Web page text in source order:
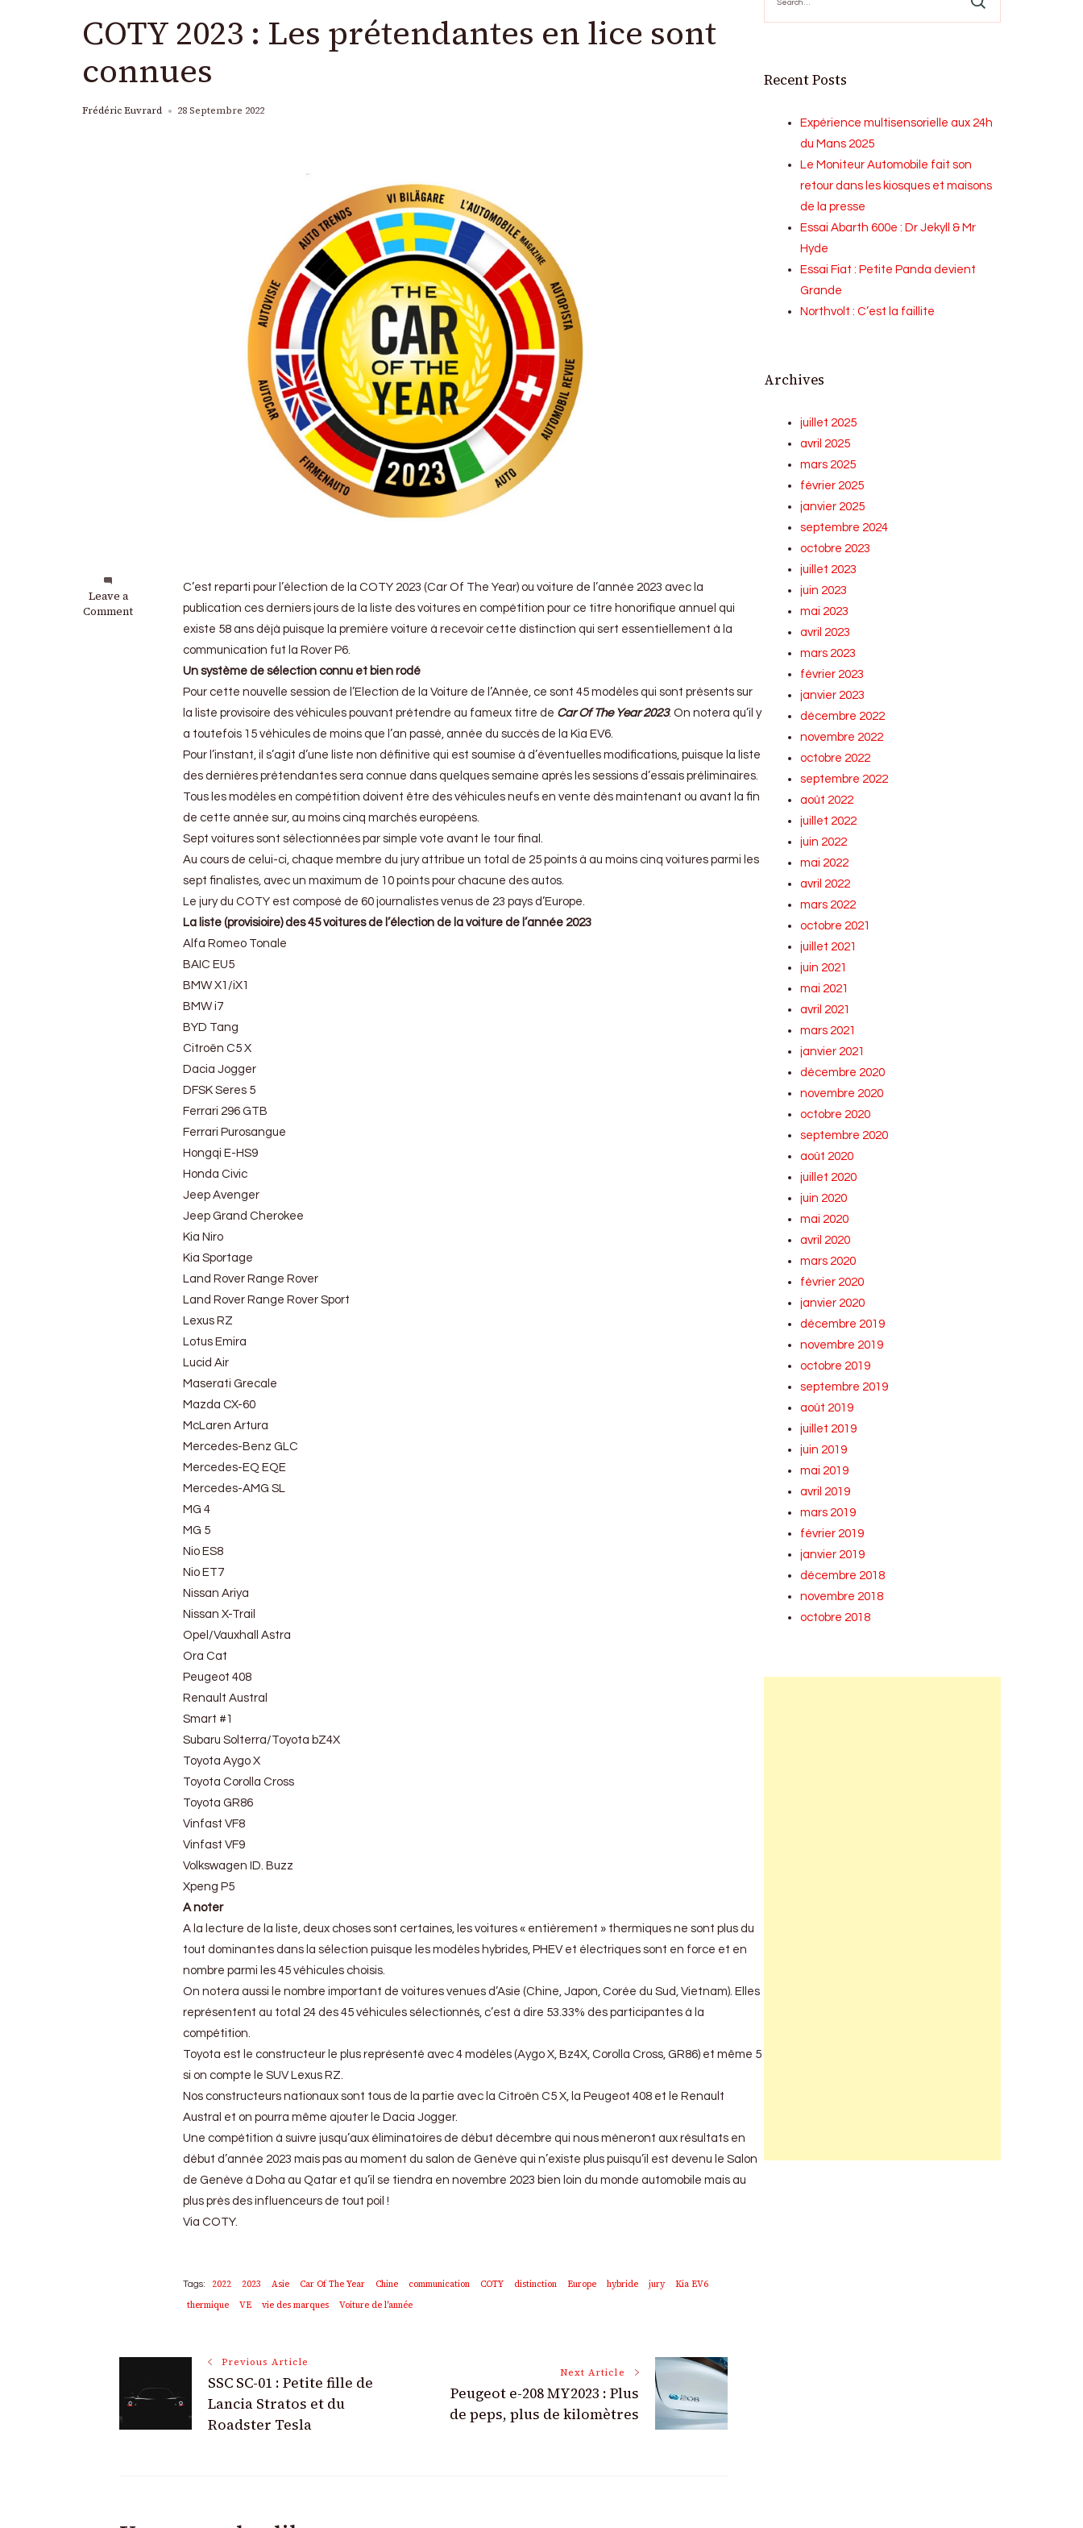
COTY 2023 : Les prétendantes en lice sont
connues
Frédéric Euvrard 28 Septembre 2022
Leave a
Comment
on
COTY
C’est reparti pour l’élection de la COTY 2023 (Car Of The Year) ou voiture de l’année 2023 avec la
publication ces derniers jours de la liste des voitures en compétition pour ce titre honorifique annuel qui
existe 58 ans déjà puisque la première voiture à recevoir cette distinction qui sert essentiellement à la
communication fut la Rover P6.
Un système de sélection connu et bien rodé
Pour cette nouvelle session de l’Election de la Voiture de l’Année, ce sont 45 modèles qui sont présents sur
la liste provisoire des véhicules pouvant prétendre au fameux titre de Car Of The Year 2023. On notera qu’il y
a toutefois 15 véhicules de moins que l’an passé, année du succès de la Kia EV6.
Pour l’instant, il s’agit d’une liste non définitive qui est soumise à d’éventuelles modifications, puisque la liste
des dernières prétendantes sera connue dans quelques semaine après les sessions d’essais préliminaires.
Tous les modèles en compétition doivent être des véhicules neufs en vente dès maintenant ou avant la fin
de cette année sur, au moins cinq marchés européens.
Sept voitures sont sélectionnées par simple vote avant le tour final.
Au cours de celui-ci, chaque membre du jury attribue un total de 25 points à au moins cinq voitures parmi les
sept finalistes, avec un maximum de 10 points pour chacune des autos.
Le jury du COTY est composé de 60 journalistes venus de 23 pays d’Europe.
La liste (provisioire) des 45 voitures de l’élection de la voiture de l’année 2023
Alfa Romeo Tonale
BAIC EU5
BMW X1/iX1
BMW i7
BYD Tang
Citroën C5 X
Dacia Jogger
DFSK Seres 5
Ferrari 296 GTB
Ferrari Purosangue
Hongqi E-HS9
Honda Civic
Jeep Avenger
Jeep Grand Cherokee
Kia Niro
Kia Sportage
Land Rover Range Rover
Land Rover Range Rover Sport
Lexus RZ
Lotus Emira
Lucid Air
Maserati Grecale
Mazda CX-60
McLaren Artura
Mercedes-Benz GLC
Mercedes-EQ EQE
Mercedes-AMG SL
MG 4
MG 5
Nio ES8
Nio ET7
Nissan Ariya
Nissan X-Trail
Opel/Vauxhall Astra
Ora Cat
Peugeot 408
Renault Austral
Smart #1
Subaru Solterra/Toyota bZ4X
Toyota Aygo X
Toyota Corolla Cross
Toyota GR86
Vinfast VF8
Vinfast VF9
Volkswagen ID. Buzz
Xpeng P5
A noter
A la lecture de la liste, deux choses sont certaines, les voitures « entièrement » thermiques ne sont plus du
tout dominantes dans la sélection puisque les modèles hybrides, PHEV et électriques sont en force et en
nombre parmi les 45 véhicules choisis.
On notera aussi le nombre important de voitures venues d’Asie (Chine, Japon, Corée du Sud, Vietnam). Elles
représentent au total 24 des 45 véhicules sélectionnés, c’est à dire 53.33% des participantes à la
compétition.
Toyota est le constructeur le plus représenté avec 4 modèles (Aygo X, Bz4X, Corolla Cross, GR86) et même 5
si on compte le SUV Lexus RZ.
Nos constructeurs nationaux sont tous de la partie avec la Citroën C5 X, la Peugeot 408 et le Renault
Austral et on pourra même ajouter le Dacia Jogger.
Une compétition à suivre jusqu’aux éliminatoires de début décembre qui nous mèneront aux résultats en
début d’année 2023 mais pas au moment du salon de Genève qui n’existe plus puisqu’il est devenu le Salon
de Genève à Doha au Qatar et qu’il se tiendra en novembre 2023 bien loin du monde automobile mais au
plus près des influenceurs de tout poil !
Via COTY.
Tags: 2022 2023 Asie Car Of The Year Chine communication COTY distinction Europe hybride jury
Kia EV6
thermique
VE vie des marques Voiture de l'année
Navigation
Previous Article
SSC SC-01 : Petite fille de
Lancia Stratos et du
Roadster Tesla
Next Article
Peugeot e-208 MY2023 : Plus
de peps, plus de kilomètres
Recent Posts
Expérience multisensorielle aux 24h
du Mans 2025
Le Moniteur Automobile fait son
retour dans les kiosques et maisons
de la presse
Essai Abarth 600e : Dr Jekyll & Mr
Hyde
Essai Fiat : Petite Panda devient
Grande
Northvolt : C’est la faillite
Archives
juillet 2025
avril 2025
mars 2025
février 2025
janvier 2025
septembre 2024
octobre 2023
juillet 2023
juin 2023
mai 2023
avril 2023
mars 2023
février 2023
janvier 2023
décembre 2022
novembre 2022
octobre 2022
septembre 2022
août 2022
juillet 2022
juin 2022
mai 2022
avril 2022
mars 2022
octobre 2021
juillet 2021
juin 2021
mai 2021
avril 2021
mars 2021
janvier 2021
décembre 2020
novembre 2020
octobre 2020
septembre 2020
août 2020
juillet 2020
juin 2020
mai 2020
avril 2020
mars 2020
février 2020
janvier 2020
décembre 2019
novembre 2019
octobre 2019
septembre 2019
août 2019
juillet 2019
juin 2019
mai 2019
avril 2019
mars 2019
février 2019
janvier 2019
décembre 2018
novembre 2018
octobre 2018